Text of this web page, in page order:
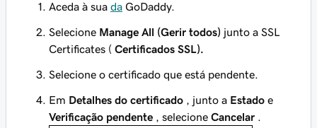
Aceda à sua da GoDaddy.
Selecione Manage All (Gerir todos) junto a SSL
Certificates ( Certificados SSL).
Selecione o certificado que está pendente.
Em Detalhes do certificado , junto a Estado e
Verificação pendente , selecione Cancelar